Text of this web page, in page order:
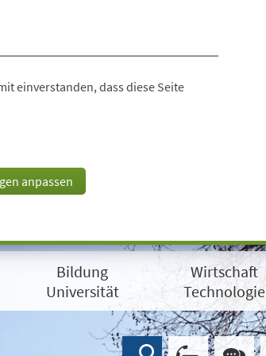
einverstanden, dass diese Seite
anpassen
Bildung
Universität
Wirtschaft
Technologie